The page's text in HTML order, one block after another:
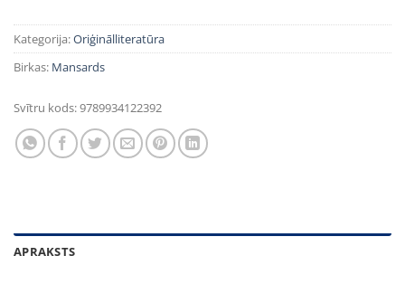
Kategorija:Oriģinālliteratūra
Birkas: Mansards
Svītru kods:9789934122392
APRAKSTS